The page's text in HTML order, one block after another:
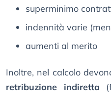
superminimo
indennità varie
aumenti al merito
Inoltre, nel calcolo
retribuzione indiretta